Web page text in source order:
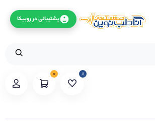
۰ ۸
پشتیبانی در روبیکا